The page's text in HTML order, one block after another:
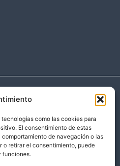
como las cookies para
El consentimiento de estas
de navegación o las
retirar el consentimiento, puede
funciones.